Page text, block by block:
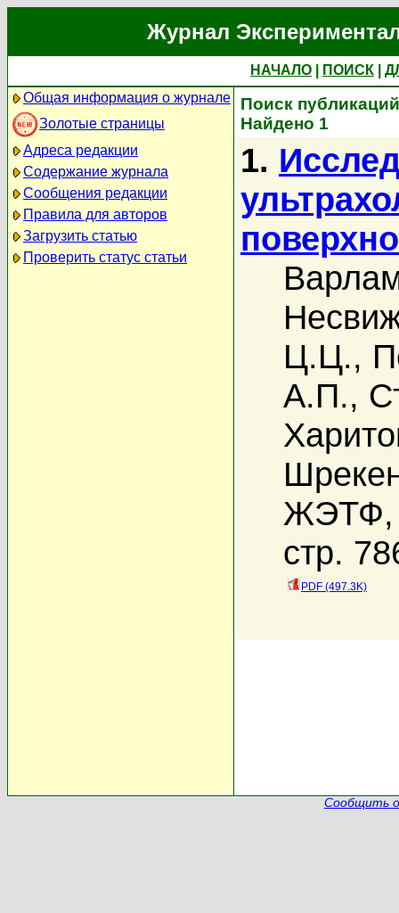
Журнал
НАЧАЛО ПОИСК
Общая информация о журнале
Золотые страницы
Адреса редакции
Содержание журнала
Сообщения редакции
Правила для авторов
Загрузить статью
Проверить статус статьи
Поиск
Найдено 1
1.
Ц.Ц.,
А.П.,
ЖЭТФ,
стр.
PDF (497.3K)
Сообщить о